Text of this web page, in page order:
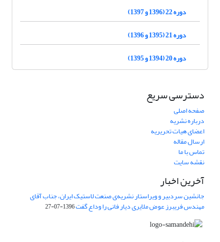
دوره 22 (1396 و 1397)
دوره 21 (1395 و 1396)
دوره 20 (1394 و 1395)
دسترسی سریع
صفحه اصلی
درباره نشریه
اعضای هیات تحریریه
ارسال مقاله
تماس با ما
نقشه سایت
آخرین اخبار
جانشین سردبیر و ویراستار نشریه‌ی صنعت لاستیک ایران، جناب آقای
مهندس فریبرز عوض ملایری دیار فانی را وداع گفت1396-07-27